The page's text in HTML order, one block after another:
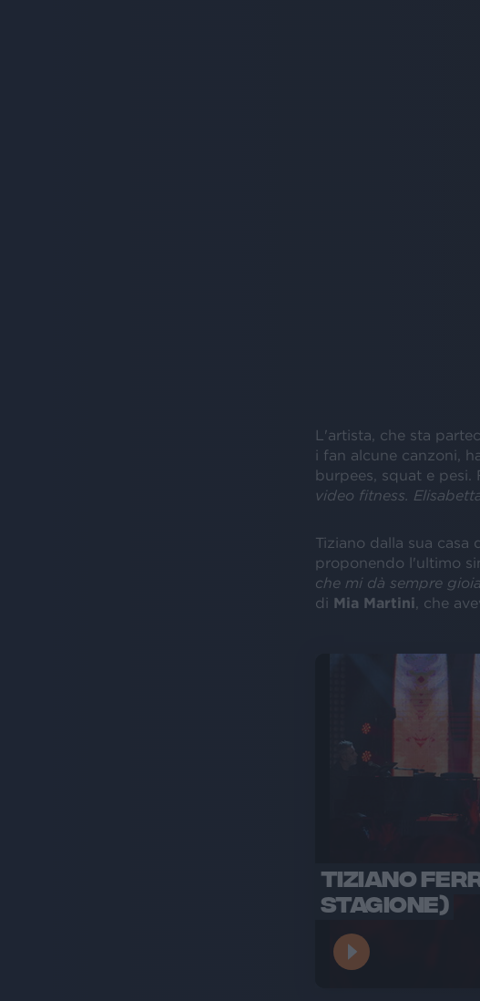
L'artista, che sta
i fan alcune canzoni,
burpees, squat e pesi.
video fitness.
Tiziano dalla sua casa
proponendo l'ultimo
che mi dà sempre
di Mia Martini , che
TIZIANO
STAGIONE)